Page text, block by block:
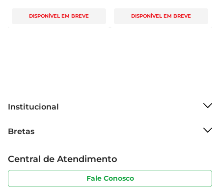
DISPONÍVEL EM BREVE DISPONÍVEL EM BREVE
Institucional
Grupo Cencosud
Sobre privacidade
Portal do fornecedor
Bretas
Produtos Bretas
Código de ética
Serviços
Central de Atendimento
Fale Conosco